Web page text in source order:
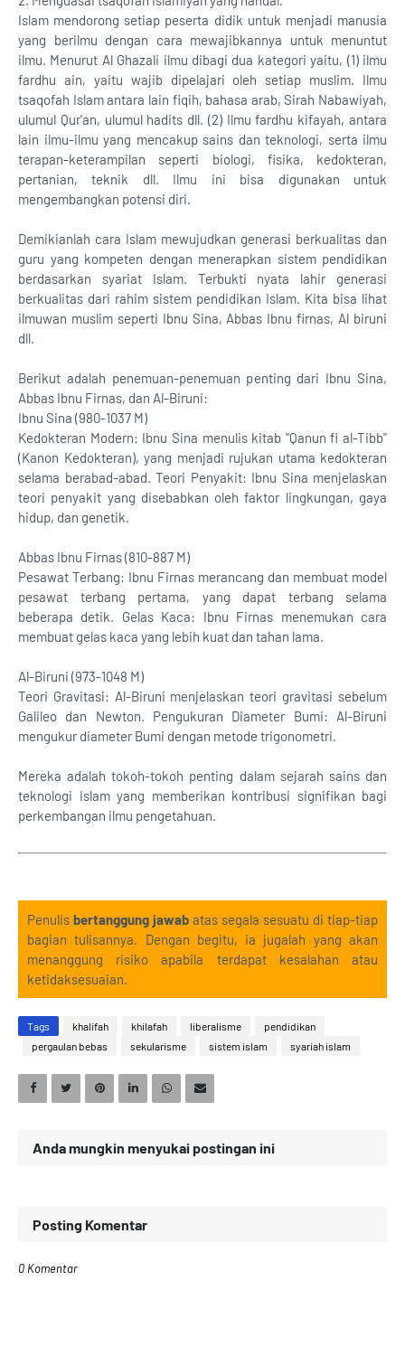
Islam mendorong setiap peserta didik untuk menjadi manusia
yang berilmu dengan cara mewajibkannya untuk menuntut
ilmu. Menurut Al Ghazali ilmu dibagi dua kategori yaitu, (1) ilmu
fardhu ain, yaitu wajib dipelajari oleh setiap muslim. Ilmu
tsaqofah Islam antara lain fiqih, bahasa arab, Sirah Nabawiyah,
ulumul Qur'an, ulumul hadits dll. (2) Ilmu fardhu kifayah, antara
lain ilmu-ilmu yang mencakup sains dan teknologi, serta ilmu
terapan-keterampilan seperti biologi, fisika, kedokteran,
pertanian, teknik dll. Ilmu ini bisa digunakan untuk
mengembangkan potensi diri.
Demikianlah cara Islam mewujudkan generasi berkualitas dan
guru yang kompeten dengan menerapkan sistem pendidikan
berdasarkan syariat Islam. Terbukti nyata lahir generasi
berkualitas dari rahim sistem pendidikan Islam. Kita bisa lihat
ilmuwan muslim seperti Ibnu Sina, Abbas Ibnu firnas, Al biruni
dll.
Berikut adalah penemuan-penemuan penting dari Ibnu Sina,
Abbas Ibnu Firnas, dan Al-Biruni:
Ibnu Sina (980-1037 M)
Kedokteran Modern: Ibnu Sina menulis kitab "Qanun fi al-Tibb"
(Kanon Kedokteran), yang menjadi rujukan utama kedokteran
selama berabad-abad. Teori Penyakit: Ibnu Sina menjelaskan
teori penyakit yang disebabkan oleh faktor lingkungan, gaya
hidup, dan genetik.
Abbas Ibnu Firnas (810-887 M)
Pesawat Terbang: Ibnu Firnas merancang dan membuat model
pesawat terbang pertama, yang dapat terbang selama
beberapa detik. Gelas Kaca: Ibnu Firnas menemukan cara
membuat gelas kaca yang lebih kuat dan tahan lama.
Al-Biruni (973-1048 M)
Teori Gravitasi: Al-Biruni menjelaskan teori gravitasi sebelum
Galileo dan Newton. Pengukuran Diameter Bumi: Al-Biruni
mengukur diameter Bumi dengan metode trigonometri.
Mereka adalah tokoh-tokoh penting dalam sejarah sains dan
teknologi Islam yang memberikan kontribusi signifikan bagi
perkembangan ilmu pengetahuan.
Penulis bertanggung jawab atas segala sesuatu di tiap-tiap
bagian tulisannya. Dengan begitu, ia jugalah yang akan
menanggung risiko apabila terdapat kesalahan atau
ketidaksesuaian.
Tags khalifah khilafah liberalisme
pendidikan
pergaulan bebas
sekularisme sistem islam syariah islam
Anda mungkin menyukai postingan ini
Posting Komentar
0 Komentar